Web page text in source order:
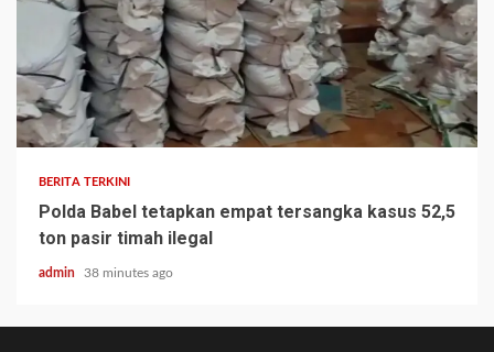
BERITA TERKINI
Polda Babel tetapkan empat tersangka kasus 52,5
ton pasir timah ilegal
admin 38 minutes ago